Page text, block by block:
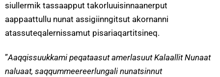
siullermik tassaapput takorluuisinnaanerput
aappaattullu nunat assigiinngitsut akornanni
atassuteqalernissamut pisariaqartitsineq.
”Aaqqissuukkami peqataasut amerlasuut Kalaallit Nunaat
naluaat, saqqummeereerlungali nunatsinnut